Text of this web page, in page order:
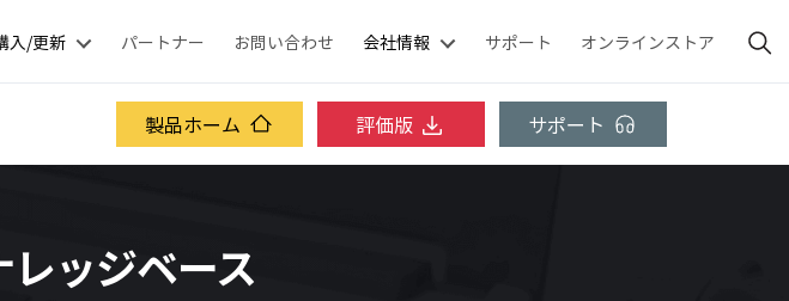
入/更新 パートナー お問い合わせ 会社情報 サポート オンラインストア
製品ホーム 評価版 サポート
ッジベース